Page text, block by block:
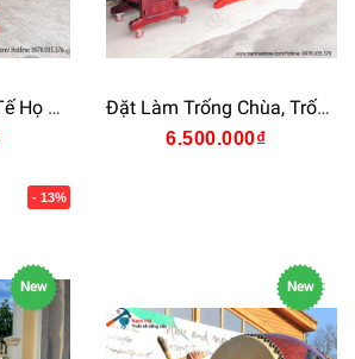
Trống Họ – Trống Tế Họ Biểu Tượng Linh Thiêng Của Dòng Tộc Việt
- 13%
Đặt Làm Trống Chùa, Trống Đình Chùa Cao Cấp Trạm Khắc Tinh Sảo
6.500.000₫
New New